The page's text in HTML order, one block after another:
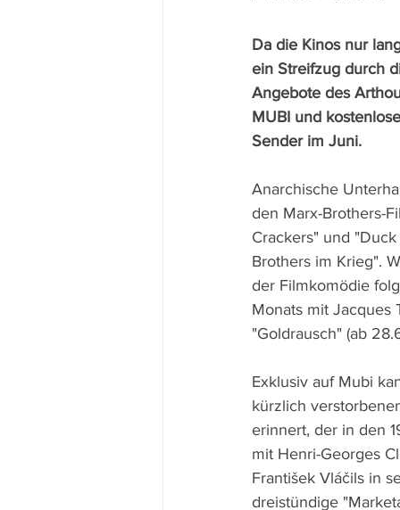
Da die Kinos nur
ein Streifzug durch
Angebote des
MUBI und
Sender im Juni.
Anarchische
den Marx-Brothers-
Crackers" und
Brothers im Krieg".
der Filmkomödie
Monats mit Jacques
"Goldrausch" (ab
Exklusiv auf Mubi
kürzlich
erinnert, der in den
mit Henri-Georges
František Vláčils in
dreistündige